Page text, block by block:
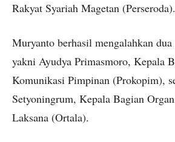
Rakyat Syariah Magetan (Perseroda).
Muryanto berhasil mengalahkan
yakni Ayudya Primasmoro, Kepala
Komunikasi Pimpinan (Prokopim),
Setyoningrum, Kepala Bagian
Laksana (Ortala).